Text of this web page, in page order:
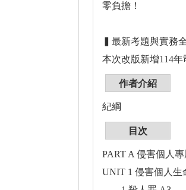
零負擔！
▍最新考題與實務
本次改版新增114
作者介紹
紀綱
目次
PART A 侵害個人
UNIT 1 侵害個人生